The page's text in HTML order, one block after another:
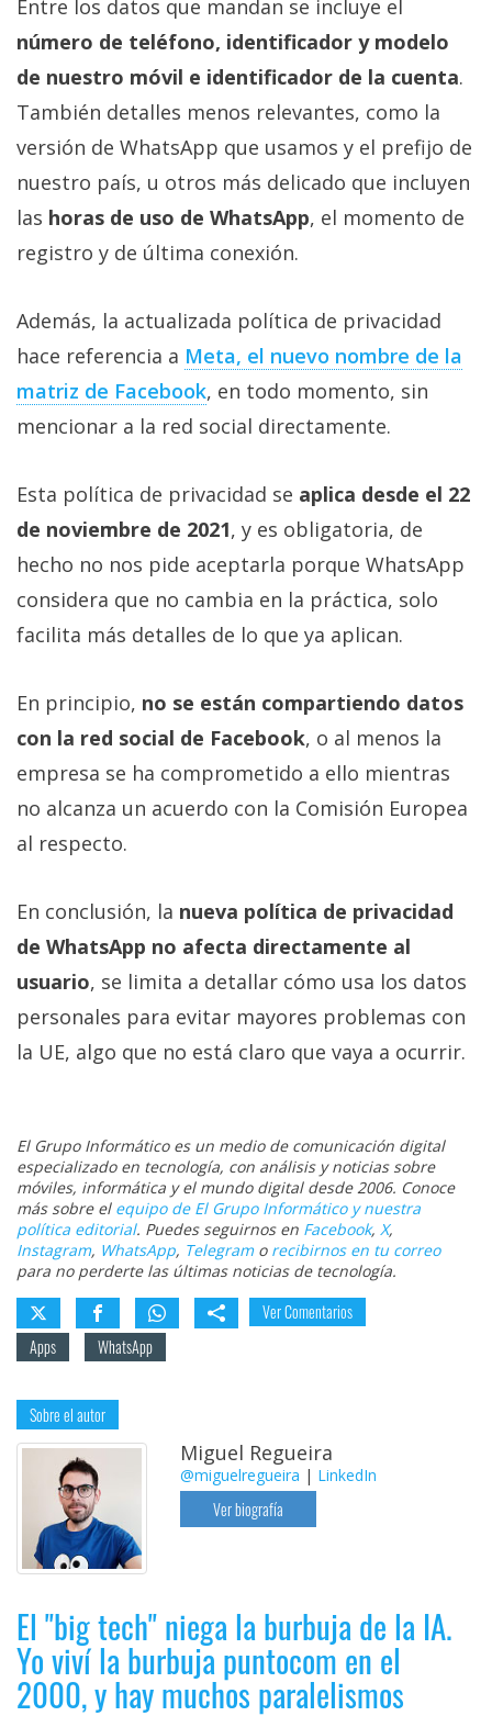
Entre los datos que mandan se incluye el
número de teléfono, identificador y modelo
de nuestro móvil e identificador de la cuenta.
También detalles menos relevantes, como la
versión de WhatsApp que usamos y el prefijo de
nuestro país, u otros más delicado que incluyen
las horas de uso de WhatsApp, el momento de
registro y de última conexión.
Además, la actualizada política de privacidad
hace referencia a Meta, el nuevo nombre de la
matriz de Facebook, en todo momento, sin
mencionar a la red social directamente.
Esta política de privacidad se aplica desde el 22
de noviembre de 2021, y es obligatoria, de
hecho no nos pide aceptarla porque WhatsApp
considera que no cambia en la práctica, solo
facilita más detalles de lo que ya aplican.
En principio, no se están compartiendo datos
con la red social de Facebook, o al menos la
empresa se ha comprometido a ello mientras
no alcanza un acuerdo con la Comisión Europea
al respecto.
En conclusión, la nueva política de privacidad
de WhatsApp no afecta directamente al
usuario, se limita a detallar cómo usa los datos
personales para evitar mayores problemas con
la UE, algo que no está claro que vaya a ocurrir.
El Grupo Informático es un medio de comunicación digital
especializado en tecnología, con análisis y noticias sobre
móviles, informática y el mundo digital desde 2006. Conoce
más sobre el equipo de El Grupo Informático y nuestra
política editorial. Puedes seguirnos en Facebook, X,
Instagram, WhatsApp, Telegramo recibirnos en tu correo
para no perderte las últimas noticias de tecnología.
Ver Comentarios
Apps
WhatsApp
Sobre el autor
Miguel Regueira
@miguelregueira | LinkedIn
Ver biografía
El "big tech" niega la burbuja de la IA.
Yo viví la burbuja puntocom en el
2000, y hay muchos paralelismos